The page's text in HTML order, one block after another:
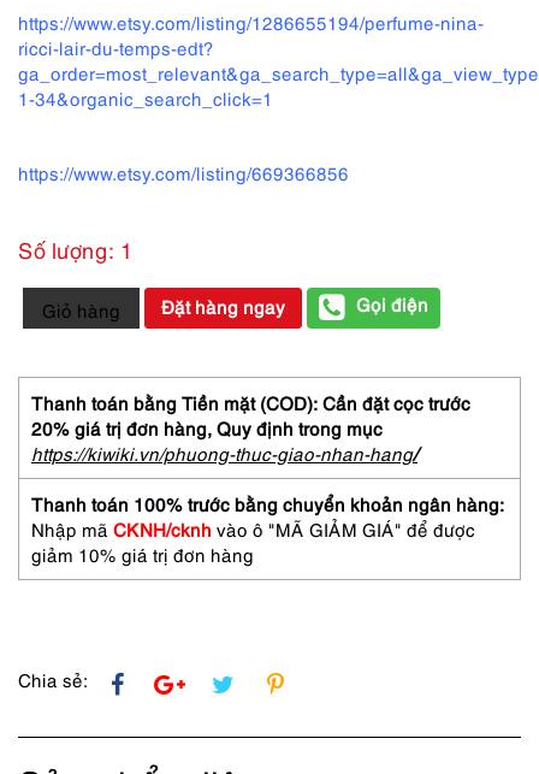
https://www.etsy.com/listing/1286655194/perfume-nina-
ricci-lair-du-temps-edt?
1-34&organic_search_click=1
https://www.etsy.com/listing/669366856
Số lượng: 1
6346-
NINA
L’air
du
temps
EDT
spray
2oz
60ml-
Nước
hoa
dụng
Giỏ hàng Đặt hàng ngay Gọi điện
Thanh toán bằng Tiền mặt (COD): Cần đặt cọc trước
20% giá trị đơn hàng, Quy định trong mục
https://kiwiki.vn/phuong-thuc-giao-nhan-hang/
Thanh toán 100% trước bằng chuyển khoản ngân hàng:
Nhập mã CKNH/cknh vào ô "MÃ GIẢM GIÁ" để được
giảm 10% giá trị đơn hàng
Chia sẻ: